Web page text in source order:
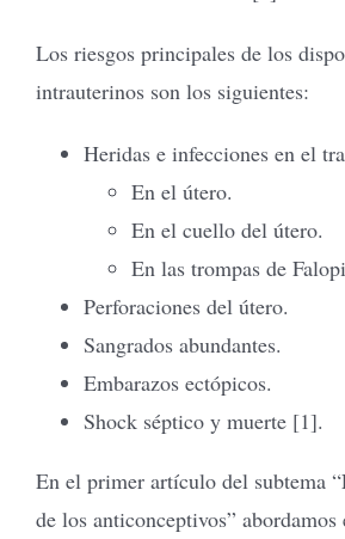
Los riesgos principales de los
intrauterinos son los siguientes:
Heridas e infecciones en el
En el útero.
En el cuello del útero.
En las trompas de
Perforaciones del útero.
Sangrados abundantes.
Embarazos ectópicos.
Shock séptico y muerte [1].
En el primer artículo del subtema
de los anticonceptivos” abordamos